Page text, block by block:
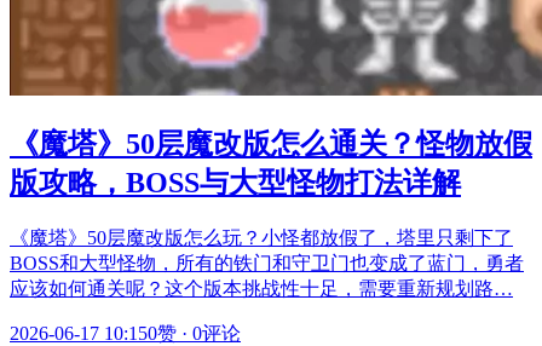
《魔塔》50层魔改版怎么通关？怪物放假
版攻略，BOSS与大型怪物打法详解
《魔塔》50层魔改版怎么玩？小怪都放假了，塔里只剩下了
BOSS和大型怪物，所有的铁门和守卫门也变成了蓝门，勇者
应该如何通关呢？这个版本挑战性十足，需要重新规划路…
2026-06-17 10:150赞 · 0评论